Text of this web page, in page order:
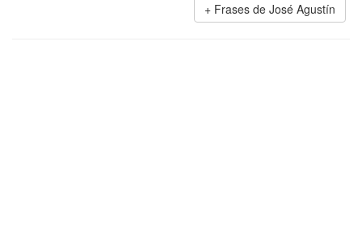
Frases de José Agustín